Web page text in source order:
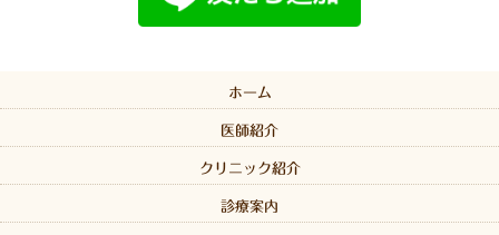
ホーム
医師紹介
クリニック紹介
診療案内